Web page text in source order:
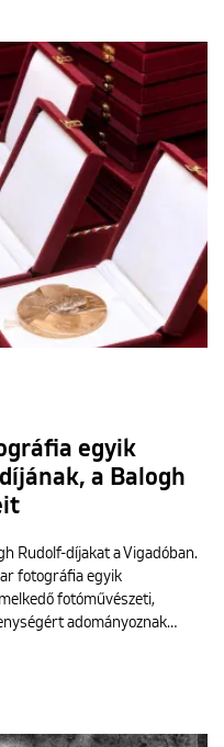
egyik
a Balogh
Rudolf-díjakat a Vigadóban.
fotográfia egyik
fotóművészeti,
adományoznak…